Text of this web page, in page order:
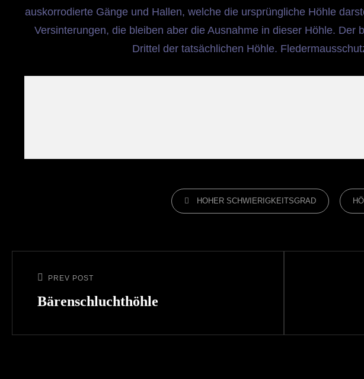
auskorrodierte Gänge und Hallen, welche die ursprüngliche Höhle
Versinterungen, die bleiben aber die Ausnahme in dieser Höhle. Der
Drittel der tatsächlichen Höhle.
CATEGORIES
HOHER SCHWIERIGKEITSGRAD
Previous
Post
PREV POST
Bärenschluchthöhle